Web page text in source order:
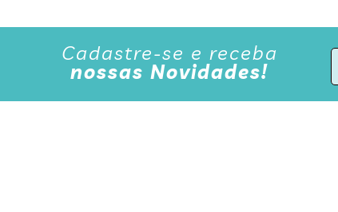
Cadastre-se e receba
nossas Novidades!